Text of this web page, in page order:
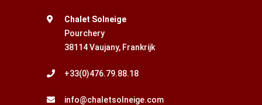
Chalet Solneige
Pourchery
38114 Vaujany, Frankrijk
+33(0)476.79.88.18
info@chaletsolneige.com